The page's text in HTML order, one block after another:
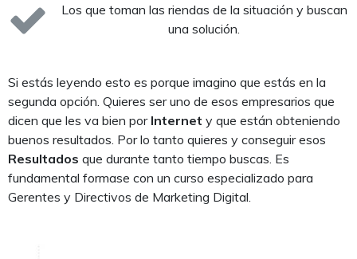
Los que toman las riendas de la situación y buscan
una solución.
Si estás leyendo esto es porque imagino que estás en la
segunda opción. Quieres ser uno de esos empresarios que
dicen que les va bien por Internet y que están obteniendo
buenos resultados. Por lo tanto quieres y conseguir esos
Resultados que durante tanto tiempo buscas. Es
fundamental formase con un curso especializado para
Gerentes y Directivos de Marketing Digital.